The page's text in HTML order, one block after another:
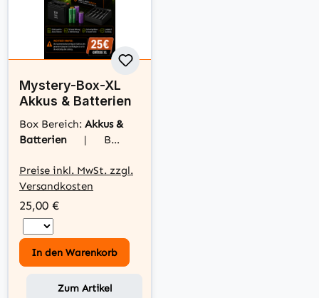
Mystery-Box-XL
Akkus & Batterien
Box Bereich: Akkus &
Batterien | Box
Preise inkl. MwSt. zzgl.
Versandkosten
25,00 €
In den Warenkorb
Zum Artikel